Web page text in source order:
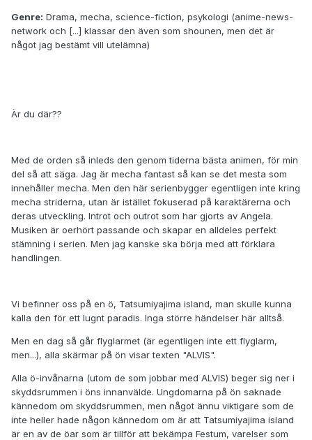
Genre: Drama, mecha, science-fiction, psykologi (anime-news-
network och [...] klassar den även som shounen, men det är
något jag bestämt vill utelämna)
Är du där??
Med de orden så inleds den genom tiderna bästa animen, för min
del så att säga. Jag är mecha fantast så kan se det mesta som
innehåller mecha. Men den här serienbygger egentligen inte kring
mecha striderna, utan är istället fokuserad på karaktärerna och
deras utveckling. Introt och outrot som har gjorts av Angela.
Musiken är oerhört passande och skapar en alldeles perfekt
stämning i serien. Men jag kanske ska börja med att förklara
handlingen.
Vi befinner oss på en ö, Tatsumiyajima island, man skulle kunna
kalla den för ett lugnt paradis. Inga större händelser här alltså.
Men en dag så går flyglarmet (är egentligen inte ett flyglarm,
men...), alla skärmar på ön visar texten "ALVIS".
Alla ö-invånarna (utom de som jobbar med ALVIS) beger sig ner i
skyddsrummen i öns innanvälde. Ungdomarna på ön saknade
kännedom om skyddsrummen, men något ännu viktigare som de
inte heller hade någon kännedom om är att Tatsumiyajima island
är en av de öar som är tillför att bekämpa Festum, varelser som